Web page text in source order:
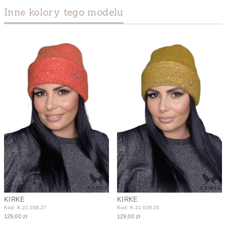
Inne kolory tego modelu
KIRKE
Kod: K.21.038.27
129,00 zł
KIRKE
Kod: K.21.038.25
129,00 zł